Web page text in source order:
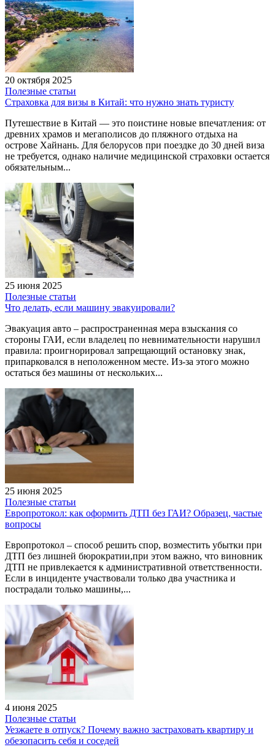
20 октября 2025
Полезные статьи
Страховка для визы в Китай: что нужно знать туристу
Путешествие в Китай — это поистине новые впечатления: от
древних храмов и мегаполисов до пляжного отдыха на
острове Хайнань. Для белорусов при поездке до 30 дней виза
не требуется, однако наличие медицинской страховки остается
обязательным...
25 июня 2025
Полезные статьи
Что делать, если машину эвакуировали?
Эвакуация авто – распространенная мера взыскания со
стороны ГАИ, если владелец по невнимательности нарушил
правила: проигнорировал запрещающий остановку знак,
припарковался в неположенном месте. Из-за этого можно
остаться без машины от нескольких...
25 июня 2025
Полезные статьи
Европротокол: как оформить ДТП без ГАИ? Образец, частые
вопросы
Европротокол – способ решить спор, возместить убытки при
ДТП без лишней бюрократии,при этом важно, что виновник
ДТП не привлекается к административной ответственности.
Если в инциденте участвовали только два участника и
пострадали только машины,...
4 июня 2025
Полезные статьи
Уезжаете в отпуск? Почему важно застраховать квартиру и
обезопасить себя и соседей